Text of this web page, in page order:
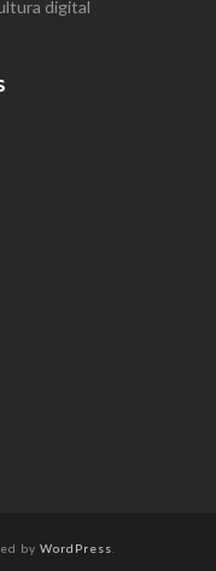
digital
by WordPress